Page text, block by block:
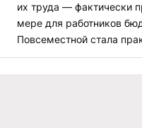
их труда — фактически
мере для работников
Повсеместной стала